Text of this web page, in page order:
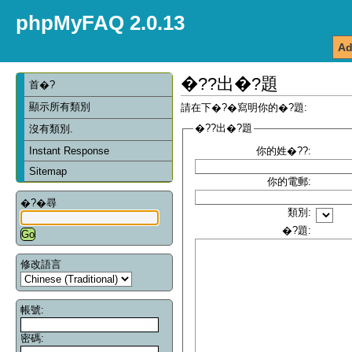
phpMyFAQ 2.0.13
首�?
顯示所有類別
沒有類別.
Instant Response
Sitemap
�?�尋
修改語言
帳號:
密碼:
�??出�?題
請在下�?�寫明你的�?題:
�??出�?題
你的姓�??:
你的電郵:
類別:
�?題: